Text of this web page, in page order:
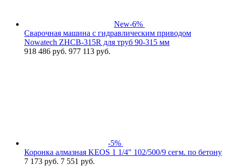
New-6%
Сварочная машина с гидравлическим приводом
Nowatech ZHCB-315R для труб 90-315 мм
918 486 руб. 977 113 руб.
-5%
Коронка алмазная KEOS 1 1/4" 102/500/9 сегм. по бетону
7 173 руб. 7 551 руб.